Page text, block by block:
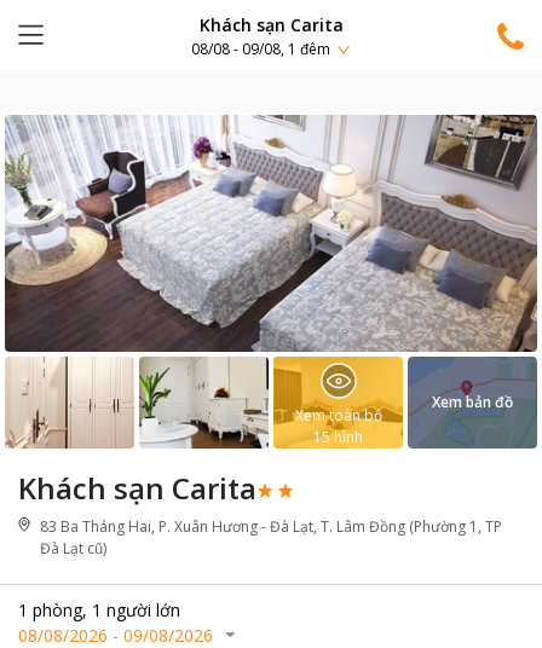
Khách sạn Carita
08/08 - 09/08, 1 đêm
Khách sạn Carita
83 Ba Tháng Hai, P. Xuân Hương - Đà Lạt, T. Lâm Đồng (Phường 1, TP
Đà Lạt cũ)
1 phòng, 1 người lớn
08/08/2026 - 09/08/2026
Xem toàn bộ
15hình
Xem bản đồ